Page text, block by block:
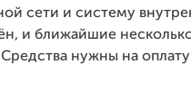
сети и систему
и ближайшие
Средства нужны на